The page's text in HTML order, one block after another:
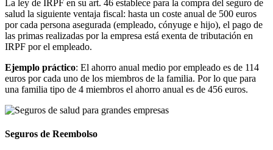
La ley de IRPF en su art. 46 establece para la compra del seguro de
salud la siguiente ventaja fiscal: hasta un coste anual de 500 euros
por cada persona asegurada (empleado, cónyuge e hijo), el pago de
las primas realizadas por la empresa está exenta de tributación en
IRPF por el empleado.
Ejemplo práctico: El ahorro anual medio por empleado es de 114
euros por cada uno de los miembros de la familia. Por lo que para
una familia tipo de 4 miembros el ahorro anual es de 456 euros.
Seguros de Reembolso